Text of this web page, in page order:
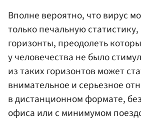
Вполне вероятно, что вирус
только печальную
горизонты, преодолеть
у человечества не было
из таких горизонтов может
внимательное и серьезное
в дистанционном формате,
офиса или с минимумом